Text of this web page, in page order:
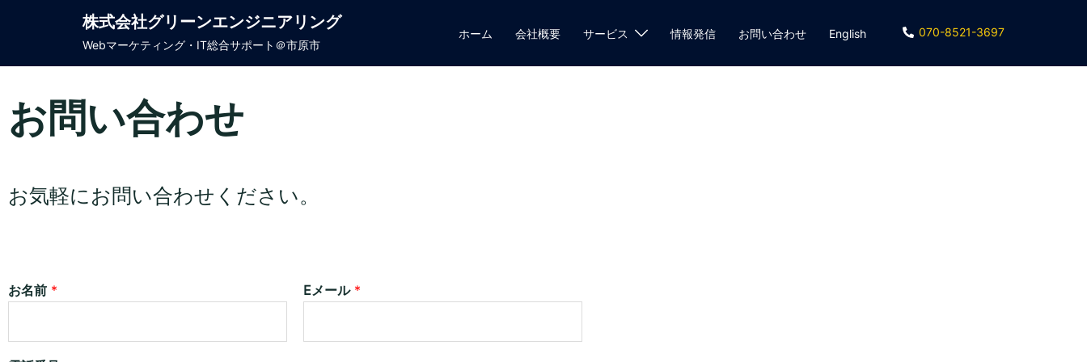
株式会社グリーンエンジニアリング
Webマーケティング・IT総合サポート＠市原市
ホーム 会社概要 サービス 情報発信 お問い合わせ English 070-8521-3697
お問い合わせ
お気軽にお問い合わせください。
お名前 * Eメール *